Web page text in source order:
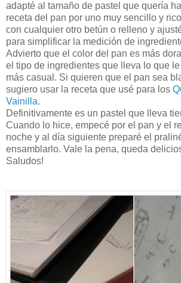
adapté al tamaño de pastel que quería
receta del pan por uno muy sencillo y
con cualquier otro betún o relleno y
para simplificar la medición de
Advierto que el color del pan es más
el tipo de ingredientes que lleva lo que
más casual. Si quieren que el pan sea
sugiero usar la receta que usé para los
Vainilla.
Definitivamente es un pastel que lleva
Cuando lo hice, empecé por el pan y el
noche y al día siguiente preparé el
ensamblarlo. Vale la pena, queda
Saludos!